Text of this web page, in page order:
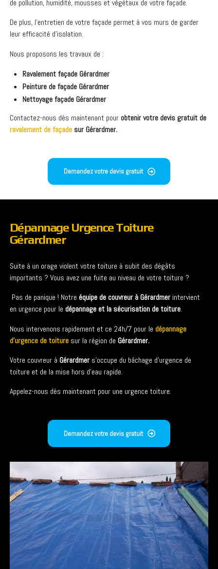
de pollution, humidité, mousses et végétaux de votre façade.
De plus, l’entretien de votre façade permet à vos murs de garder
leur efficacité d’isolation.
Nous proposons les travaux de :
Ravalement façade Gérardmer
Peinture de façade Gérardmer
Nettoyage façade Gérardmer
Contactez-nous dès maintenant pour obtenir votre devis gratuit de
ravalement de façade sur Gérardmer.
Demandez votre devis gratuit
Dépannage Urgence Toiture
Gérardmer
Suite à un orage violent votre toiture à subit des dégâts
importants ? Vous avez une fuite au niveau de votre toiture ?
Pas de panique ! Notre équipe de couvreur à Gérardmer intervient
en urgence pour le dépannage et la sécurisation de toiture.
Nous intervenons rapidement et ce 24h/7 pour le dépannage
d’urgence de toiture sur la région de Gérardmer.
Votre couvreur à Gérardmer s’occupe du bâchage d’urgence de
toiture et de la mise hors d’eau rapide.
Appelez-nous dès maintenant pour une urgence toiture.
Demandez votre devis gratuit